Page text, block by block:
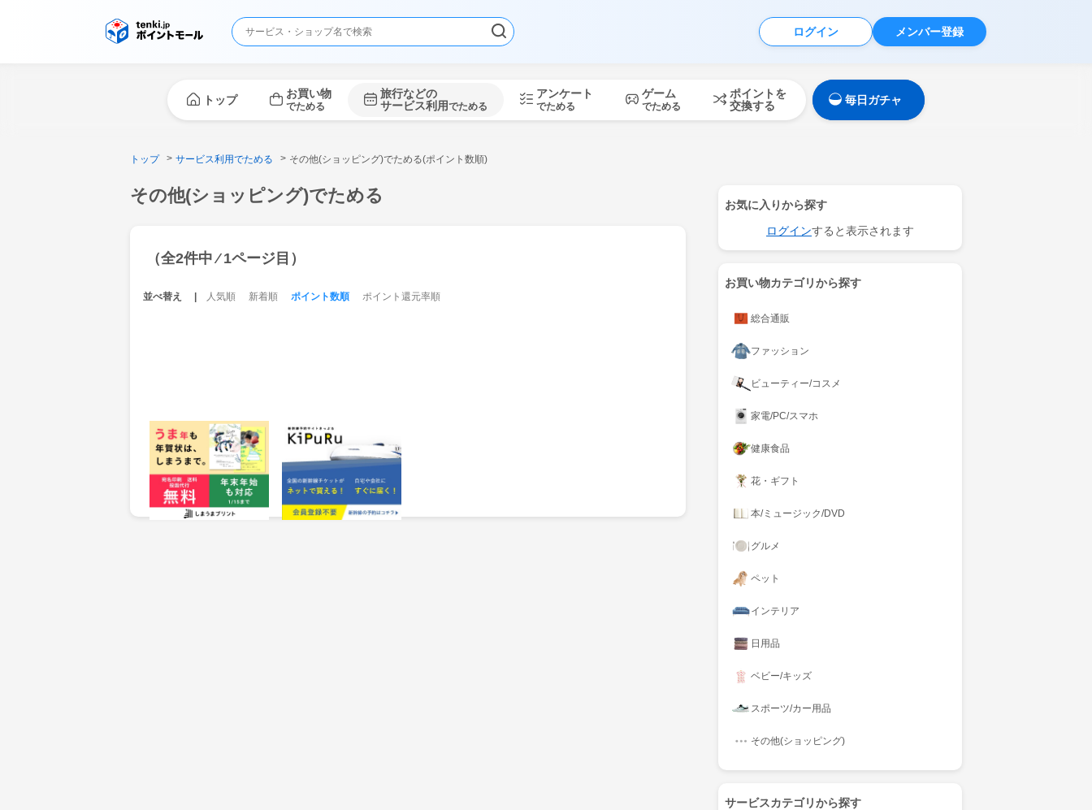
ログイン メンバー登録
トップ お買い物
でためる
旅行などの
サービス利用でためる
アンケート
でためる
ゲーム
でためる
ポイントを
交換する
毎日ガチャ
トップ サービス利用でためる その他(ショッピング)でためる(ポイント数順)
その他(ショッピング)でためる
（全2件中 ⁄ 1ページ目）
並べ替え 人気順 新着順 ポイント数順 ポイント還元率順
しまうまプリント
250 ポイント
獲得条件：お買い物
KiPuRu(きっぷる)新幹
線・特急券予約サイト
214ポイント
獲得条件：お買い物
お気に入りから探す
ログインすると表示されます
お買い物カテゴリから探す
総合通販
ファッション
ビューティー/コスメ
家電/PC/スマホ
健康食品
花・ギフト
本/ミュージック/DVD
グルメ
ペット
インテリア
日用品
ベビー/キッズ
スポーツ/カー用品
その他(ショッピング)
サービスカテゴリから探す